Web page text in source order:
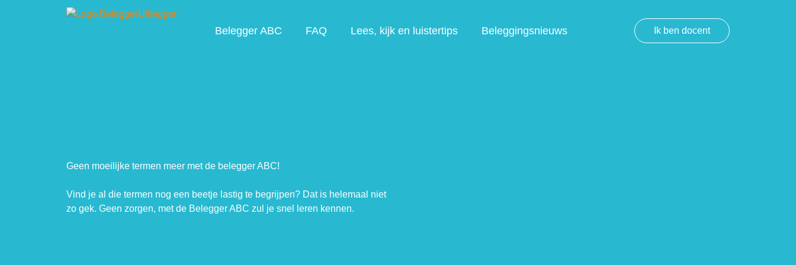
Belegger ABC FAQ Lees, kijk en luistertips Beleggingsnieuws Ik ben docent
Geen moeilijke termen meer met de belegger ABC!
Vind je al die termen nog een beetje lastig te begrijpen? Dat is helemaal niet
zo gek. Geen zorgen, met de Belegger ABC zul je snel leren kennen.